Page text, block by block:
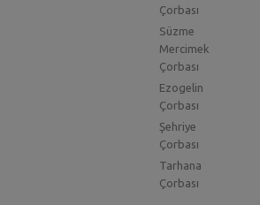
Çorbası
Süzme
Mercimek
Çorbası
Ezogelin
Çorbası
Şehriye
Çorbası
Tarhana
Çorbası